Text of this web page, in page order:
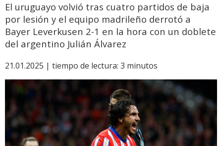
El uruguayo volvió tras cuatro partidos de baja
por lesión y el equipo madrileño derrotó a
Bayer Leverkusen 2-1 en la hora con un doblete
del argentino Julián Álvarez
21.01.2025 | tiempo de lectura: 3 minutos